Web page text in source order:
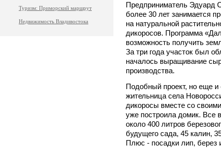
Туризм: Приморский маршрут
Недвижимость Владивостока
Предприниматель Эдуард
более 30 лет занимается
на натуральной
дикоросов. Программа
возможность получить
За три года участок был
началось выращивание
производства.
Подобный проект, но еще и
жительница села
дикоросы вместе со
уже построила домик. Все
около 400 литров
будущего сада, 45 калин,
Плюс - посадки лип, берез